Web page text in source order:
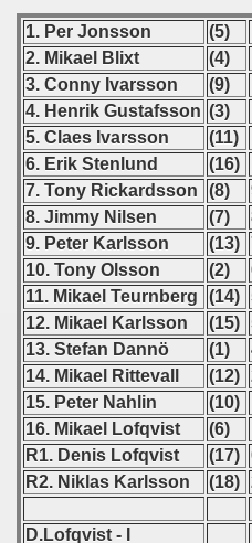
1. Per Jonsson (5)
2. Mikael Blixt
(4)
3. Conny Ivarsson
(9)
4. Henrik Gustafsson (3)
5. Claes Ivarsson
(11)
6. Erik Stenlund
(16)
7. Tony Rickardsson
(8)
8. Jimmy Nilsen
(7)
9. Peter Karlsson
(13)
10. Tony Olsson
(2)
11. Mikael Teurnberg
(14)
12. Mikael Karlsson
(15)
13. Stefan Dannö
(1)
14. Mikael Rittevall
(12)
15. Peter Nahlin
(10)
16. Mikael Lofqvist
(6)
R1. Denis Lofqvist
(17)
R2. Niklas Karlsson
(18)
D.Lofqvist - I
- 1995
- 1996
- 1997
- 1998
- 1999
- 2000
- 2001
- 2002
- 2003
- 2004